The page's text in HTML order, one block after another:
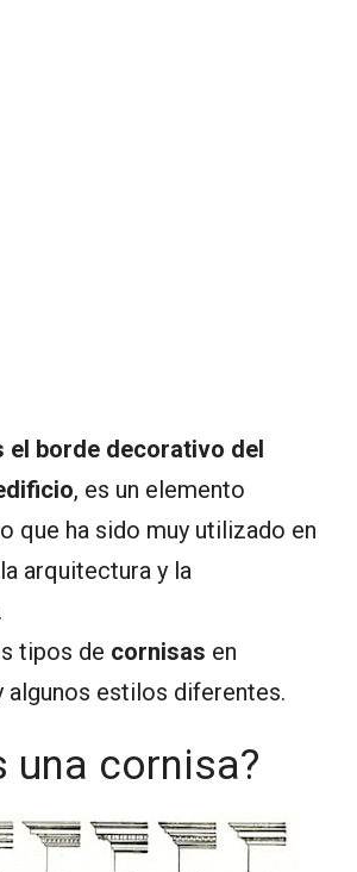
el borde decorativo del
, es un elemento
que ha sido muy utilizado en
arquitectura y la
tipos de cornisas en
algunos estilos diferentes.
una cornisa?